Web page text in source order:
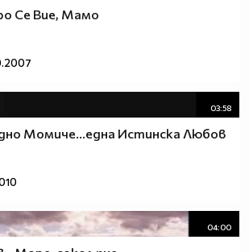
Се Вие, Мамо
03:58
Момиче...eдна Истинска Любов
04:00